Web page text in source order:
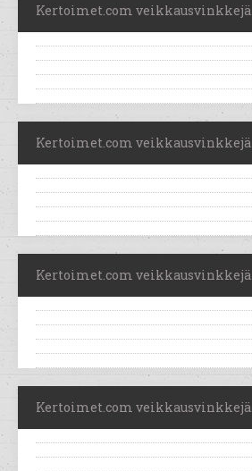
Kertoimet.com veikkausvinkkejä
Kertoimet.com veikkausvinkkejä
Kertoimet.com veikkausvinkkejä
Kertoimet.com veikkausvinkkejä